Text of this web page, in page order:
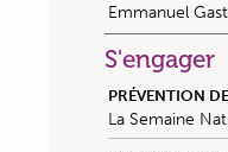
Emmanuel
S'engager
PRÉVENTION
La Semaine